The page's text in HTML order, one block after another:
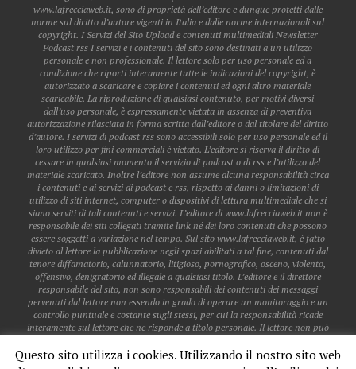
www.lafrecciaweb.it, sono di proprietà dell’editore e dunque protetti dalle
norme sul diritto d’autore vigenti in Italia e dalle norme internazionali sul
copyright. I Servizi del Sito Upload e contenuti multimediali Newsletter
Podcast rss I servizi e i contenuti del sito sono destinati a un utilizzo
personale e non professionale. Il lettore solo per uso personale ed a
condizione che riporti interamente tutte le indicazioni del copyright, è
autorizzato a scaricare e copiare i contenuti ed ogni altro materiale
scaricabile. La riproduzione di qualsiasi contenuto, per motivi diversi
dall’uso personale, è espressamente vietata in assenza di preventiva
autorizzazione rilasciata in forma scritta dall’editore o dal titolare del diritto
d’autore. I servizi di podcast rss sono accessibili solo per uso personale ed il
loro utilizzo per fini commerciali è vietato. L’editore si riserva il diritto di
cessare in qualsiasi momento il servizio di podcast o di rss e l’utilizzo del
materiale scaricato. Inoltre l’editore non assume alcuna responsabilità circa
i contenuti e ai servizi di podcast e rss, rispetto ai danni o limitazioni di
utilizzo di siti internet, computer o dispositivi di lettura multimediale che si
siano serviti di tali contenuti e servizi. L’editore di www.lafrecciaweb.it non è
responsabile dei siti collegati tramite link né dei loro contenuti che possono
essere soggetti a variazione nel tempo. Sul sito www.lafrecciaweb.it, è fatto
divieto al lettore la pubblicazione negli spazi abilitati a tal fine, contenuti dal
tenore diffamatorio, calunnatorio, litigioso, pornografico, osceno, violento,
offensivo, denigratorio ed illegale a qualsiasi titolo. L’editore e il direttore
responsabile del sito, non sono responsabili dei contenuti dei messaggi
pervenuti dal lettore non essendo in grado di operare un monitoraggio e un
controllo puntuale e costante sugli stessi, per cui la responsabilità ricade
interamente sul lettore che ne risponde a titolo personale. Il lettore non può
siano già accessibili sul web. Il lettore non acquisisce alcun diritto in
relazione all’utilizzo del software presente nel sito, se non l’uso limitato alla
Questo sito utilizza i cookies. Utilizzando il nostro sito web